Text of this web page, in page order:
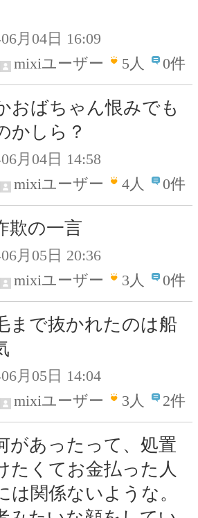
月04日 16:09
mixiユーザー
5人 0件
おばちゃん恨みでも
かしら？
月04日 14:58
mixiユーザー
4人 0件
欺の一言
月05日 20:36
mixiユーザー
3人 0件
まで抜かれたのは船
月05日 14:04
mixiユーザー
3人 2件
があったって、処置
たくてお金払った人
は関係ないような。